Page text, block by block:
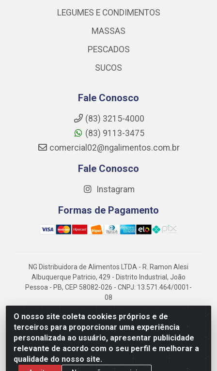
O nosso site coleta cookies próprios e de
terceiros para proporcionar uma experiência
personalizada ao usuário, apresentar publicidade
relevante de acordo com o seu perfil e melhorar a
qualidade do nosso site.
LEGUMES E CONDIMENTOS
MASSAS
PESCADOS
SUCOS
Fale Conosco
(83) 3215-4000
(83) 9113-3475
comercial02@ngalimentos.com.br
Fale Conosco
Instagram
Formas de Pagamento
NG Distribuidora de Alimentos LTDA - R. Ramon Alesi
Albuquerque Patricio, 429 - Distrito Industrial, João
Pessoa - PB, CEP 58082-026 - CNPJ: 13.571.464/0001-
08
NG Alimentos, há mais de 14 anos no mercado
paraibano, é referência em frigorificados, destacando-
se pela logística eficiente e excelência.